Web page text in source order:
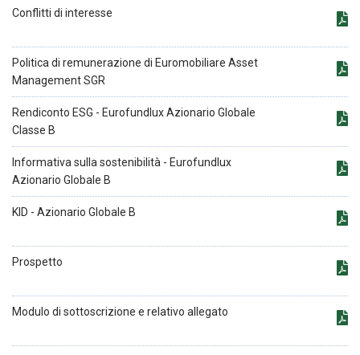
Conflitti di interesse
Politica di remunerazione di Euromobiliare Asset
Management SGR
Rendiconto ESG - Eurofundlux Azionario Globale
Classe B
Informativa sulla sostenibilità - Eurofundlux
Azionario Globale B
KID - Azionario Globale B
Prospetto
Modulo di sottoscrizione e relativo allegato